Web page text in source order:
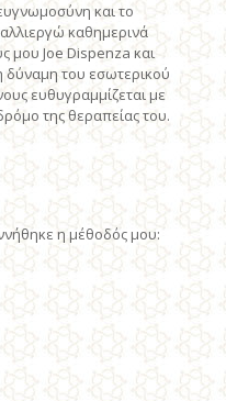
και το
καθημερινά
μου Joe Dispenza και
δύναμη του εσωτερικού
ευθυγραμμίζεται με
της θεραπείας του.
η μέθοδός μου: